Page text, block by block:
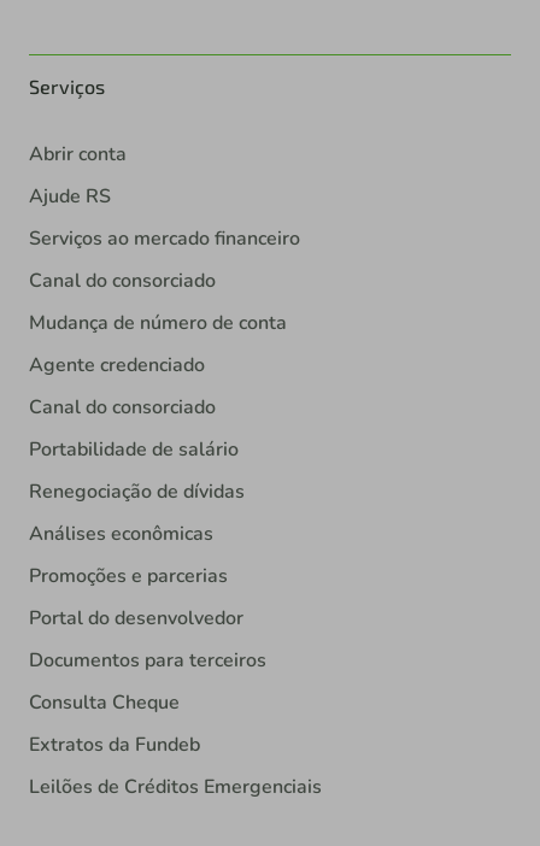
Serviços
Abrir conta
Ajude RS
Serviços ao mercado financeiro
Canal do consorciado
Mudança de número de conta
Agente credenciado
Canal do consorciado
Portabilidade de salário
Renegociação de dívidas
Análises econômicas
Promoções e parcerias
Portal do desenvolvedor
Documentos para terceiros
Consulta Cheque
Extratos da Fundeb
Leilões de Créditos Emergenciais